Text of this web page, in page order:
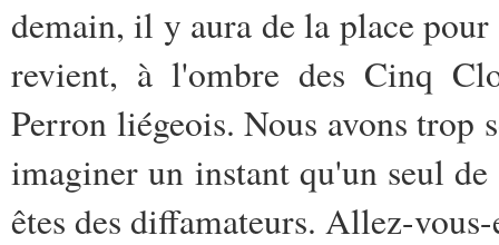
demain, il y aura de la place
revient, à l'ombre des Cinq
Perron liégeois. Nous avons trop
imaginer un instant qu'un seul
êtes des diffamateurs. Allez-